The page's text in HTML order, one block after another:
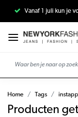
Vanaf 1 juli kun je
Home Tags
Producten